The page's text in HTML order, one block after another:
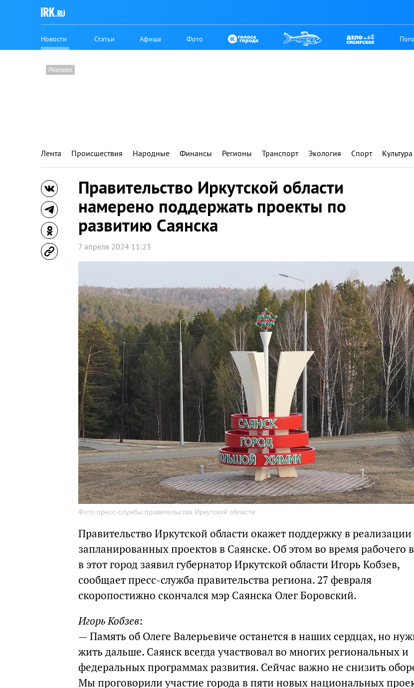
Новости Статьи Афиша Фото
Лента Происшествия Народные Финансы Регионы Транспорт Экология Спорт Культура
Правительство Иркутской области
намерено поддержать проекты по
развитию Саянска
7 апреля 2024 11:23
Фото пресс-службы правительства Иркутской области
Правительство Иркутской области окажет поддержку в реализации
запланированных проектов в Саянске. Об этом во время рабочего
в этот город заявил губернатор Иркутской области Игорь Кобзев,
сообщает пресс-служба правительства региона. 27 февраля
скоропостижно скончался мэр Саянска Олег Боровский.
Игорь Кобзев:
— Память об Олеге Валерьевиче останется в наших сердцах, но
жить дальше. Саянск всегда участвовал во многих региональных и
федеральных программах развития. Сейчас важно не снизить
Мы проговорили участие города в пяти новых национальных